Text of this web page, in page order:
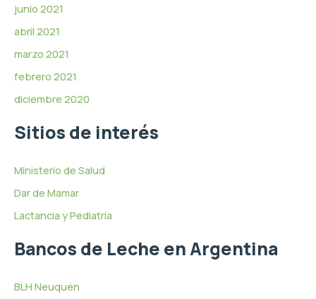
junio 2021
abril 2021
marzo 2021
febrero 2021
diciembre 2020
Sitios de interés
Ministerio de Salud
Dar de Mamar
Lactancia y Pediatría
Bancos de Leche en Argentina
BLH Neuquén